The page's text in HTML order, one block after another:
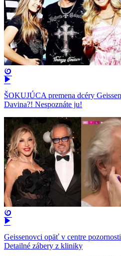
ŠOKUJÚCA premena dcéry
Davina?! Nespoznáte ju!
Geissenovci opäť v centre
Detailné zábery z kliniky